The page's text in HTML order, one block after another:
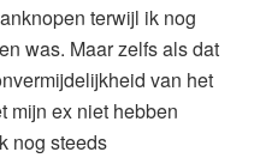
terwijl ik nog
was. Maar zelfs als dat
van het
mijn ex niet hebben
nog steeds